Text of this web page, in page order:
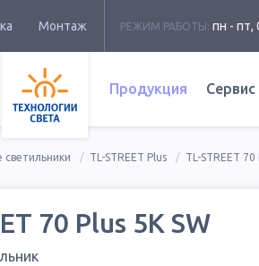
Монтаж РЕЖИМ РАБОТЫ: пн - пт,
Продукция Сервис
светильники TL-STREET Plus TL-STREET 70
70 Plus 5K SW